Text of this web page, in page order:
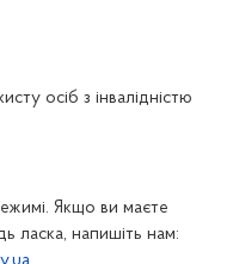
осіб з інвалідністю
Якщо ви маєте
ласка, напишіть нам: